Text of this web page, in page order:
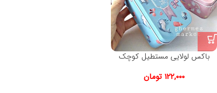
باکس لولایی مستطیل کوچک
۱۲۲,۰۰۰ تومان